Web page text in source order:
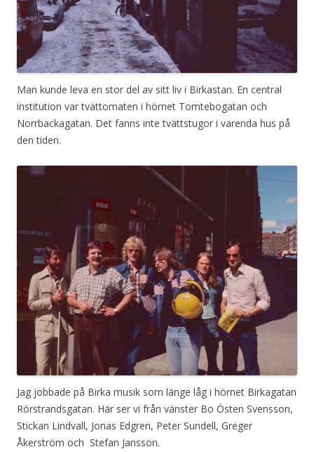
Man kunde leva en stor del av sitt liv i Birkastan. En central
institution var tvättomaten i hörnet Tomtebogatan och
Norrbackagatan. Det fanns inte tvättstugor i varenda hus på
den tiden.
Jag jobbade på Birka musik som länge låg i hörnet Birkagatan
Rörstrandsgatan. Här ser vi från vänster Bo Östen Svensson,
Stickan Lindvall, Jonas Edgren, Peter Sundell, Greger
Åkerström och Stefan Jansson.